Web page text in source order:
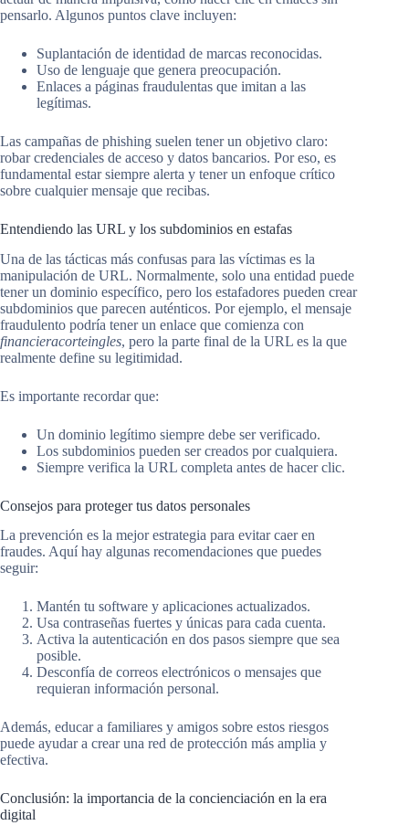
pensarlo. Algunos puntos clave incluyen:
Suplantación de identidad de marcas reconocidas.
Uso de lenguaje que genera preocupación.
Enlaces a páginas fraudulentas que imitan a las
legítimas.
Las campañas de phishing suelen tener un objetivo claro:
robar credenciales de acceso y datos bancarios. Por eso, es
fundamental estar siempre alerta y tener un enfoque crítico
sobre cualquier mensaje que recibas.
Entendiendo las URL y los subdominios en estafas
Una de las tácticas más confusas para las víctimas es la
manipulación de URL. Normalmente, solo una entidad puede
tener un dominio específico, pero los estafadores pueden crear
subdominios que parecen auténticos. Por ejemplo, el mensaje
fraudulento podría tener un enlace que comienza con
financieracorteingles, pero la parte final de la URL es la que
realmente define su legitimidad.
Es importante recordar que:
Un dominio legítimo siempre debe ser verificado.
Los subdominios pueden ser creados por cualquiera.
Siempre verifica la URL completa antes de hacer clic.
Consejos para proteger tus datos personales
La prevención es la mejor estrategia para evitar caer en
fraudes. Aquí hay algunas recomendaciones que puedes
seguir:
Mantén tu software y aplicaciones actualizados.
Usa contraseñas fuertes y únicas para cada cuenta.
Activa la autenticación en dos pasos siempre que sea
posible.
Desconfía de correos electrónicos o mensajes que
requieran información personal.
Además, educar a familiares y amigos sobre estos riesgos
puede ayudar a crear una red de protección más amplia y
efectiva.
Conclusión: la importancia de la concienciación en la era
digital